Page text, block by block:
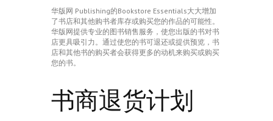
华版网 Publishing的Bookstore Essentials大大增加
了书店和其他购书者库存或购买您的作品的可能性。
华版网提供专业的图书销售服务，使您出版的书对书
店更具吸引力。通过使您的书可退还或提供预览，书
店和其他书的购买者会获得更多的动机来购买或购买
您的书。
书商退货计划